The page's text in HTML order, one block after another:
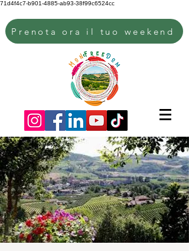
71d4f4c7-b901-4885-ab93-38f99c6524cc
Prenota ora il tuo weekend